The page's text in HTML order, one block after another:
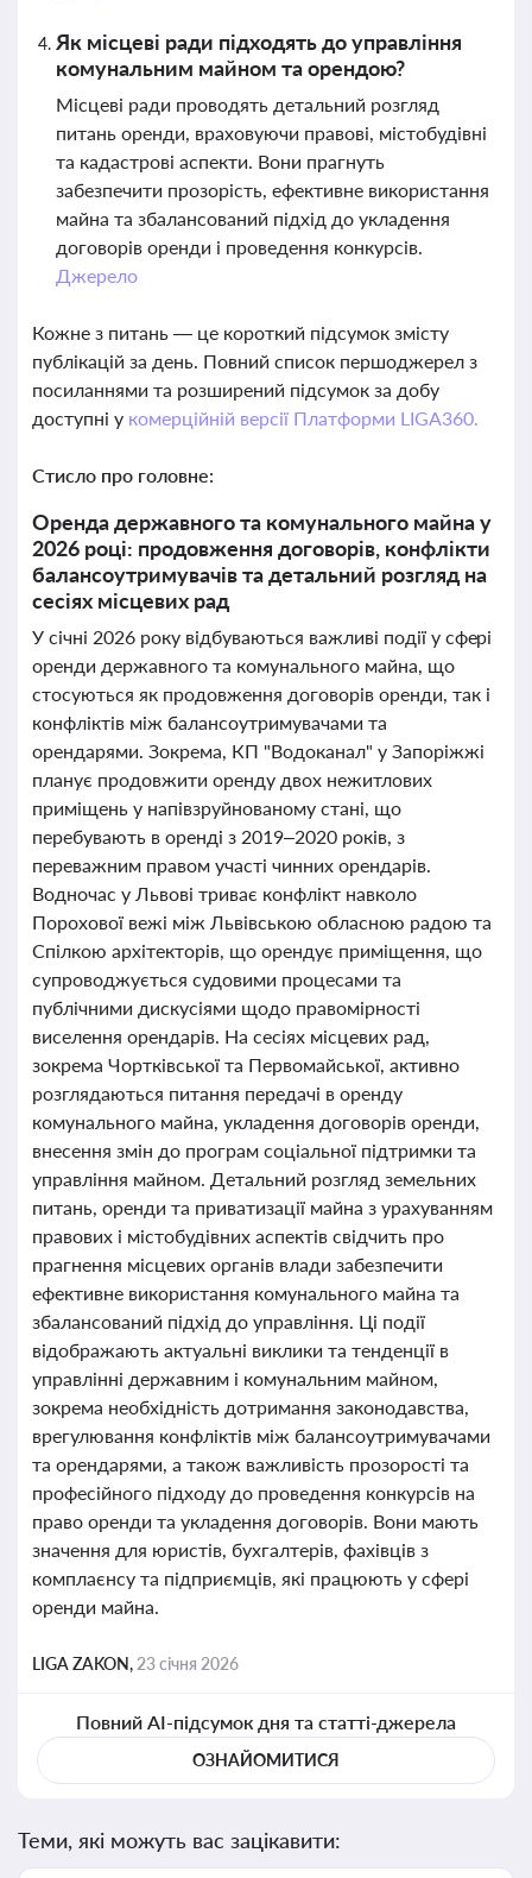
Як місцеві ради підходять до управління
комунальним майном та орендою?
Місцеві ради проводять детальний розгляд
питань оренди, враховуючи правові, містобудівні
та кадастрові аспекти. Вони прагнуть
забезпечити прозорість, ефективне використання
майна та збалансований підхід до укладення
договорів оренди і проведення конкурсів.
Джерело
Кожне з питань — це короткий підсумок змісту
публікацій за день. Повний список першоджерел з
посиланнями та розширений підсумок за добу
доступні у комерційній версії Платформи LIGA360.
Стисло про головне:
Оренда державного та комунального майна у
2026 році: продовження договорів, конфлікти
балансоутримувачів та детальний розгляд на
сесіях місцевих рад
У січні 2026 року відбуваються важливі події у сфері
оренди державного та комунального майна, що
стосуються як продовження договорів оренди, так і
конфліктів між балансоутримувачами та
орендарями. Зокрема, КП "Водоканал" у Запоріжжі
планує продовжити оренду двох нежитлових
приміщень у напівзруйнованому стані, що
перебувають в оренді з 2019–2020 років, з
переважним правом участі чинних орендарів.
Водночас у Львові триває конфлікт навколо
Порохової вежі між Львівською обласною радою та
Спілкою архітекторів, що орендує приміщення, що
супроводжується судовими процесами та
публічними дискусіями щодо правомірності
виселення орендарів. На сесіях місцевих рад,
зокрема Чортківської та Первомайської, активно
розглядаються питання передачі в оренду
комунального майна, укладення договорів оренди,
внесення змін до програм соціальної підтримки та
управління майном. Детальний розгляд земельних
питань, оренди та приватизації майна з урахуванням
правових і містобудівних аспектів свідчить про
прагнення місцевих органів влади забезпечити
ефективне використання комунального майна та
збалансований підхід до управління. Ці події
відображають актуальні виклики та тенденції в
управлінні державним і комунальним майном,
зокрема необхідність дотримання законодавства,
врегулювання конфліктів між балансоутримувачами
та орендарями, а також важливість прозорості та
професійного підходу до проведення конкурсів на
право оренди та укладення договорів. Вони мають
значення для юристів, бухгалтерів, фахівців з
комплаєнсу та підприємців, які працюють у сфері
оренди майна.
LIGA ZAKON, 23 січня 2026
Повний AI-підсумок дня та статті-джерела
ОЗНАЙОМИТИСЯ
Теми, які можуть вас зацікавити: